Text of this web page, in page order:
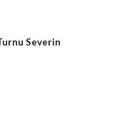
Severin